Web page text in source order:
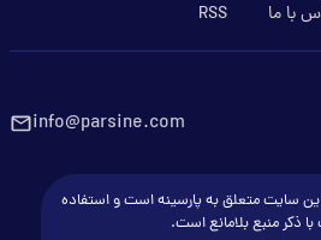
با ما RSS
info@parsine.com
سایت متعلق به پارسینه است و استفاده
با ذکر منبع بلامانع است.